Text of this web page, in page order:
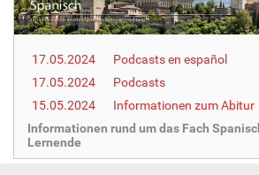
h
e
r
:
17.05.2024
Podcasts en español
17.05.2024
Podcasts
15.05.2024
Informationen zum Abitur
Informationen rund um das Fach
Lernende